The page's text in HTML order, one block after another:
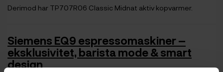
Derimod har TP707R06 Classic Midnat aktiv kopvarmer.
Siemens EQ9 espressomaskiner –
eksklusivitet, barista mode & smart
design